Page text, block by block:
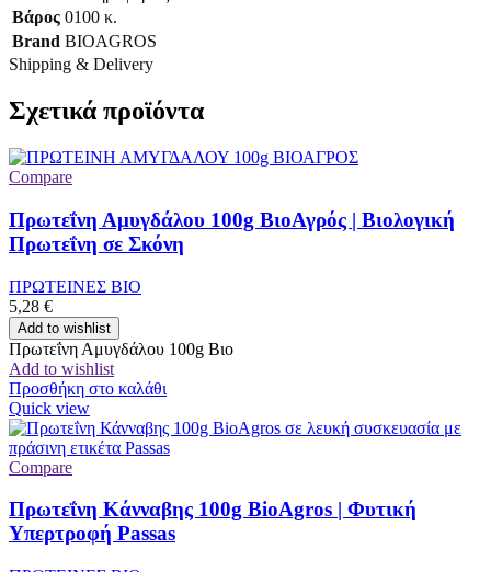
Βάρος 0100 κ.
Brand BIOAGROS
Shipping & Delivery
Σχετικά προϊόντα
Compare
Πρωτεΐνη Αμυγδάλου 100g ΒιοΑγρός | Βιολογική
Πρωτεΐνη σε Σκόνη
ΠΡΩΤΕΙΝΕΣ ΒΙΟ
5,28 €
Add to wishlist
Πρωτεΐνη Αμυγδάλου 100g Βιο
Add to wishlist
Προσθήκη στο καλάθι
Quick view
Compare
Πρωτεΐνη Κάνναβης 100g BioAgros | Φυτική
Υπερτροφή Passas